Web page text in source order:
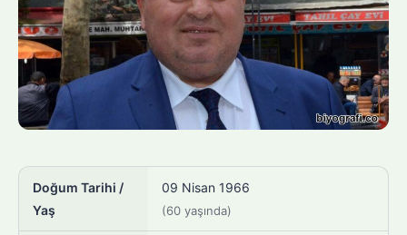
Doğum Tarihi /
Yaş
09 Nisan 1966
(60 yaşında)